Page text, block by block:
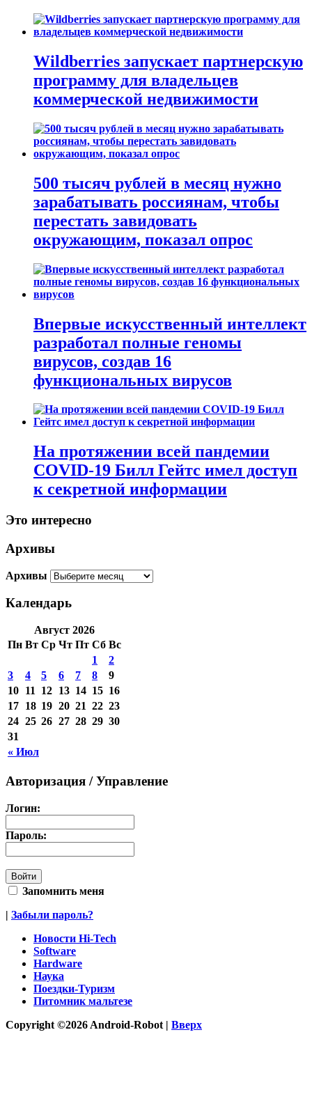
Wildberries запускает партнерскую
программу для владельцев
коммерческой недвижимости
500 тысяч рублей в месяц нужно
зарабатывать россиянам, чтобы
перестать завидовать
окружающим, показал опрос
Впервые искусственный интеллект
разработал полные геномы
вирусов, создав 16
функциональных вирусов
На протяжении всей пандемии
COVID-19 Билл Гейтс имел доступ
к секретной информации
Это интересно
Архивы
Архивы
Календарь
Август 2026
Пн Вт Ср Чт Пт Сб Вс
« Июл
1
2
3
4 5 6 7 8
9
10 11 12 13 14 15 16
17 18 19 20 21 22 23
24 25 26 27 28 29 30
31
Авторизация / Управление
Логин:
Пароль:
Запомнить меня
| Забыли пароль?
Новости Hi-Tech
Software
Hardware
Наука
Поездки-Туризм
Питомник мальтезе
Copyright ©2026 Android-Robot | Вверх